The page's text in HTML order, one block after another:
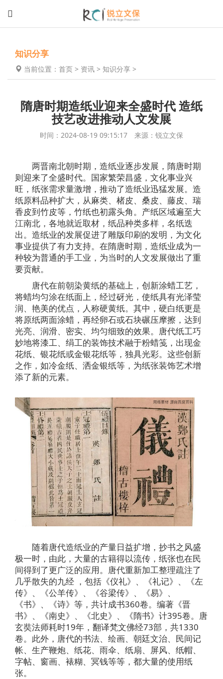
知识分享
当前位置： 首页 > 资讯 > 知识分享 >
隋唐时期造纸业迎来全盛时代 造纸
技艺改进推动人文发展
时间：2024-08-19 09:15:17 来源：锐立文保
两晋南北朝时期，造纸业逐步发展，隋唐时期
则迎来了全盛时代。国家繁荣昌盛，文化事业兴
旺，纸张需求量激增，推动了造纸业迅猛发展。造
纸原料品种扩大，从麻类、楮皮、桑皮、藤皮、瑞
香皮到竹皮等，竹纸也初露头角。产纸区域遍至大
江南北，各地就近取材，纸品种类多样，名纸迭
出。造纸业的发展促进了雕版印刷的发明，为文化
事业提供了有力支持。在隋唐时期，造纸业成为一
种较为普通的手工业，为当时的人文发展做出了重
要贡献。
唐代在前朝染黄纸的基础上，创新涂蜡工艺，
将蜡均匀涂在纸面上，经过砑光，使纸具有光泽莹
润、艳美的优点，人称硬黄纸。其中，硬白纸更是
将原纸两面涂蜡，再经卵石或石块碾压摩擦，达到
光亮、润滑、密实、均匀细致的效果。唐代纸工巧
妙地将漆工、绢工的装饰技术融于粉蜡笺，出现金
花纸、银花纸或金银花纸等，独具光彩。这些创新
之作，如冷金纸、洒金银纸等，为纸张装饰艺术增
添了新的元素。
随着唐代造纸业的产量日益扩增，抄书之风盛
极一时，由此，大量的古籍得以流传，纸张也在民
间得到了更广泛的应用。唐代重新加工整理疏注了
几乎散失的九经 ，包括《仪礼》、《礼记》、《左
传》、《公羊传》、《谷梁传》、《易》、
《书》、《诗》等，共计成书360卷。编著《晋
书》、《南史》、《北史》、《隋书》计395卷。唐
玄奘法师耗时19年，翻译梵文佛经73部，共1330
卷。此外，唐代的书法、绘画、朝廷文治、民间记
帐、生产鞭炮、纸花、雨伞、纸扇、屏风、纸帽、
字帖、窗画、裱糊、冥钱等等，都大量的使用纸
张。